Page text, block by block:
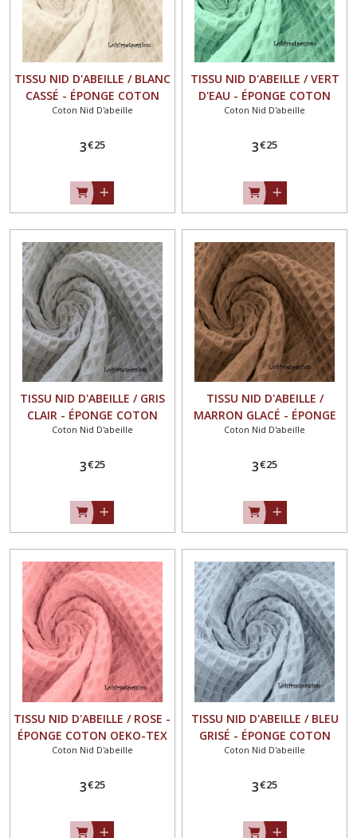
TISSU NID D'ABEILLE / BLANC
CASSÉ - ÉPONGE COTON
OEKO-TEX Standard100
Coton Nid D'abeille
3€25
TISSU NID D'ABEILLE / VERT
D'EAU - ÉPONGE COTON
OEKO-TEX Standard100
Coton Nid D'abeille
3€25
TISSU NID D'ABEILLE / GRIS
CLAIR - ÉPONGE COTON
OEKO-TEX Standard100
Coton Nid D'abeille
3€25
TISSU NID D'ABEILLE /
MARRON GLACÉ - ÉPONGE
COTON OEKO-TEX
Coton Nid D'abeille
3€25
TISSU NID D'ABEILLE / ROSE -
ÉPONGE COTON OEKO-TEX
Standard100
Coton Nid D'abeille
3€25
TISSU NID D'ABEILLE / BLEU
GRISÉ - ÉPONGE COTON
OEKO-TEX Standard100
Coton Nid D'abeille
3€25